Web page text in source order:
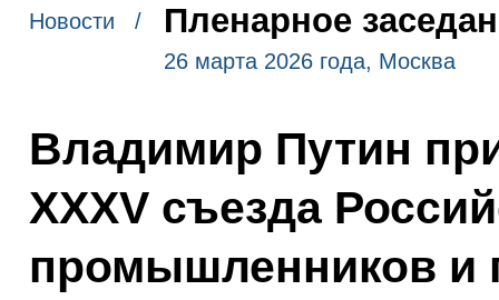
Новости / Пленарное
26 марта 2026 года, Москва
Владимир Путин
XXXV съезда
промышленников и